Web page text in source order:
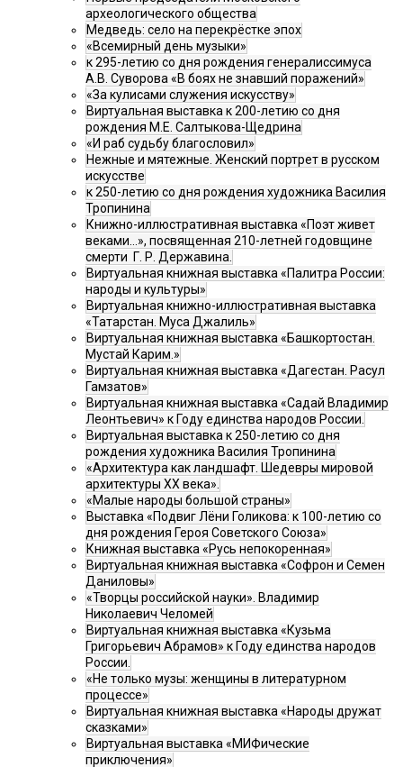
археологического общества
Медведь: село на перекрёстке эпох
«Всемирный день музыки»
к 295-летию со дня рождения генералиссимуса
А.В. Суворова «В боях не знавший поражений»
«За кулисами служения искусству»
Виртуальная выставка к 200-летию со дня
рождения М.Е. Салтыкова-Щедрина
«И раб судьбу благословил»
Нежные и мятежные. Женский портрет в русском
искусстве
к 250-летию со дня рождения художника Василия
Тропинина
Книжно-иллюстративная выставка «Поэт живет
веками…», посвященная 210-летней годовщине
смерти Г. Р. Державина.
Виртуальная книжная выставка «Палитра России:
народы и культуры»
Виртуальная книжно-иллюстративная выставка
«Татарстан. Муса Джалиль»
Виртуальная книжная выставка «Башкортостан.
Мустай Карим.»
Виртуальная книжная выставка «Дагестан. Расул
Гамзатов»
Виртуальная книжная выставка «Садай Владимир
Леонтьевич» к Году единства народов России.
Виртуальная выставка к 250-летию со дня
рождения художника Василия Тропинина
«Архитектура как ландшафт. Шедевры мировой
архитектуры XX века».
«Малые народы большой страны»
Выставка «Подвиг Лёни Голикова: к 100-летию со
дня рождения Героя Советского Союза»
Книжная выставка «Русь непокоренная»
Виртуальная книжная выставка «Софрон и Семен
Даниловы»
«Творцы российской науки». Владимир
Николаевич Челомей
Виртуальная книжная выставка «Кузьма
Григорьевич Абрамов» к Году единства народов
России.
«Не только музы: женщины в литературном
процессе»
Виртуальная книжная выставка «Народы дружат
сказками»
Виртуальная выставка «МИФические
приключения»